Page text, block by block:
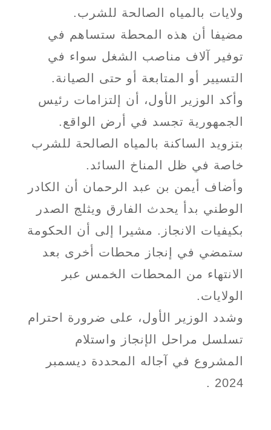
ولايات بالمياه الصالحة للشرب.
مضيفا أن هذه المحطة ستساهم في
توفير آلاف مناصب الشغل سواء في
التسيير أو المتابعة أو حتى الصيانة.
وأكد الوزير الأول، أن إلتزامات رئيس
الجمهورية تجسد في أرض الواقع.
بتزويد الساكنة بالمياه الصالحة للشرب
خاصة في ظل المناخ السائد.
وأضاف أيمن بن عبد الرحمان أن الكادر
الوطني بدأ يحدث الفارق ويثلج الصدر
بكيفيات الانجاز. مشيرا إلى أن الحكومة
ستمضي في إنجاز محطات أخرى بعد
الانتهاء من المحطات الخمس عبر
الولايات.
وشدد الوزير الأول، على ضرورة احترام
تسلسل مراحل الإنجاز واستلام
المشروع في آجاله المحددة ديسمبر
2024 .